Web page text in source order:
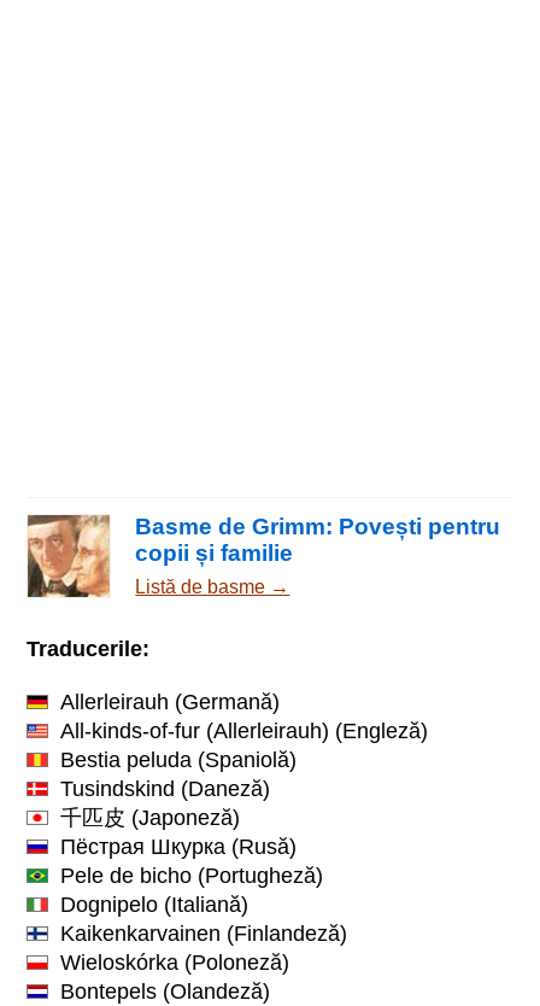
Basme de Grimm: Povești pentru
copii și familie
Listă de basme →
Traducerile:
Allerleirauh (Germană)
All-kinds-of-fur (Allerleirauh) (Engleză)
Bestia peluda (Spaniolă)
Tusindskind (Daneză)
千匹皮 (Japoneză)
Пёстрая Шкурка (Rusă)
Pele de bicho (Portugheză)
Dognipelo (Italiană)
Kaikenkarvainen (Finlandeză)
Wieloskórka (Poloneză)
Bontepels (Olandeză)